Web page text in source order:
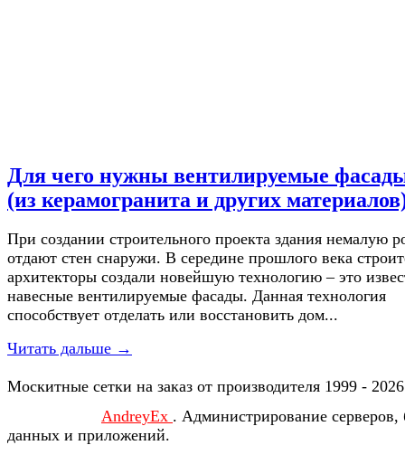
Для чего нужны вентилируемые
(из керамогранита и других
При создании строительного проекта здания немалую
отдают стен снаружи. В середине прошлого века
архитекторы создали новейшую технологию – это
навесные вентилируемые фасады. Данная технология
способствует отделать или восстановить дом...
Читать дальше →
Москитные сетки на заказ от производителя 1999 - 2026
AndreyEx . Администрирование серверов,
данных и приложений.